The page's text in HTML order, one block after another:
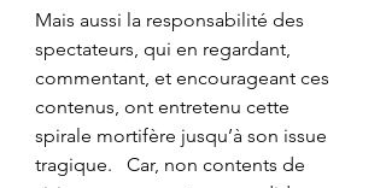
Mais aussi la responsabilité des
spectateurs, qui en regardant,
commentant, et encourageant ces
contenus, ont entretenu cette
spirale mortifère jusqu’à son issue
tragique.   Car, non contents de